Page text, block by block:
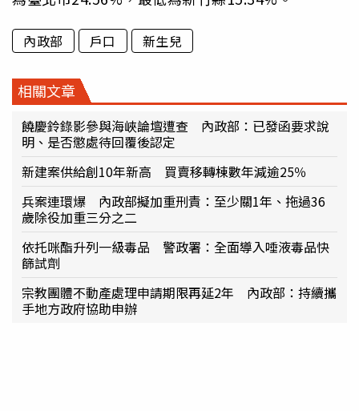
內政部 戶口 新生兒
相關文章
饒慶鈴錄影參與海峽論壇遭查 內政部：已發函要求說
明、是否懲處待回覆後認定
新建案供給創10年新高 買賣移轉棟數年減逾25％
兵案連環爆 內政部擬加重刑責：至少關1年、拖過36
歲除役加重三分之二
依托咪酯升列一級毒品 警政署：全面導入唾液毒品快
篩試劑
宗教團體不動產處理申請期限再延2年 內政部：持續攜
手地方政府協助申辦